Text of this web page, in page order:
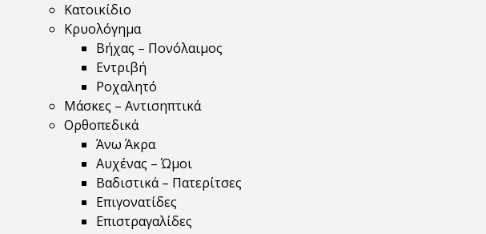
Κατοικίδιο
Κρυολόγημα
Βήχας – Πονόλαιμος
Εντριβή
Ροχαλητό
Μάσκες – Αντισηπτικά
Ορθοπεδικά
Άνω Άκρα
Αυχένας – Ώμοι
Βαδιστικά – Πατερίτσες
Επιγονατίδες
Επιστραγαλίδες